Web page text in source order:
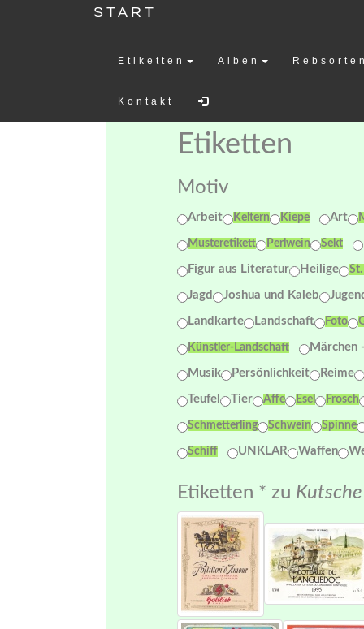
START
Etiketten Alben
Kontakt
Etiketten
Motiv
Arbeit Keltern Kiepe Art
Musteretikett Perlwein Sekt
Figur aus Literatur Heilige
Jagd Joshua und Kaleb
Landkarte Landschaft Foto
Künstler-Landschaft Märchen
Musik Persönlichkeit Reime
Teufel Tier Affe Esel Frosch
Schmetterling Schwein Spinne
Schiff UNKLAR Waffen
Etiketten * zu Kutsche